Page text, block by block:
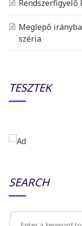
Meglepő
széria
TESZTEK
SEARCH